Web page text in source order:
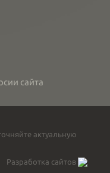
сайта
актуальную
Разработка сайтов